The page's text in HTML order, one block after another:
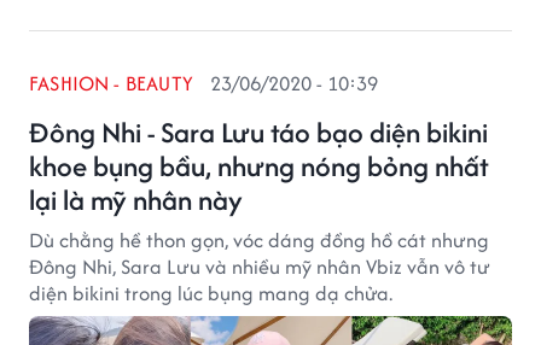
Đông Nhi - Sara Lưu táo bạo diện bikini
khoe bụng bầu, nhưng nóng bỏng nhất
lại là mỹ nhân này
FASHION - BEAUTY 23/06/2020 - 10:39
Dù chằng hề thon gọn, vóc dáng đồng hồ cát nhưng
Đông Nhi, Sara Lưu và nhiều mỹ nhân Vbiz vẫn vô tư
diện bikini trong lúc bụng mang dạ chửa.